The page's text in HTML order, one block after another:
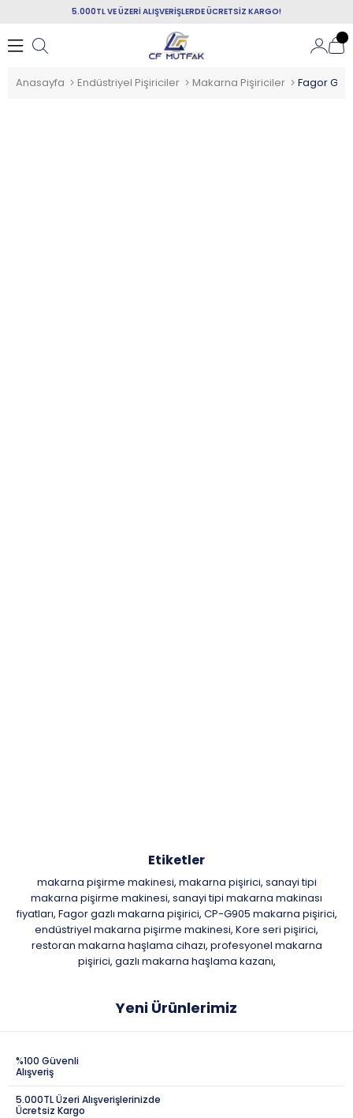
5.000TL VE ÜZERİ ALIŞVERİŞLERDE ÜCRETSİZ KARGO!
Anasayfa Endüstriyel Pişiriciler Makarna Pişiriciler
Etiketler
makarna pişirme makinesi, makarna pişirici, sanayi tipi
makarna pişirme makinesi, sanayi tipi makarna makinası
fiyatları, Fagor gazlı makarna pişirici, CP-G905 makarna pişirici,
endüstriyel makarna pişirme makinesi, Kore seri pişirici,
restoran makarna haşlama cihazı, profesyonel makarna
pişirici, gazlı makarna haşlama kazanı,
Yeni Ürünlerimiz
%100 Güvenli
Alışveriş
5.000TL Üzeri Alışverişlerinizde
Ücretsiz Kargo